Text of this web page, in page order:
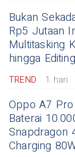
Bukan
Rp5 Jutaan
Multitasking
hingga Editing
TREND 1 hari
Oppo A7
Baterai
Snapdragon
Charging